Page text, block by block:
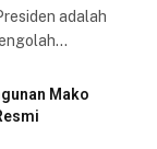
adalah
Mako